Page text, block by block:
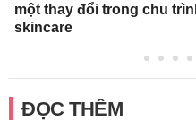
một thay đổi trong chu
skincare
ĐỌC THÊM